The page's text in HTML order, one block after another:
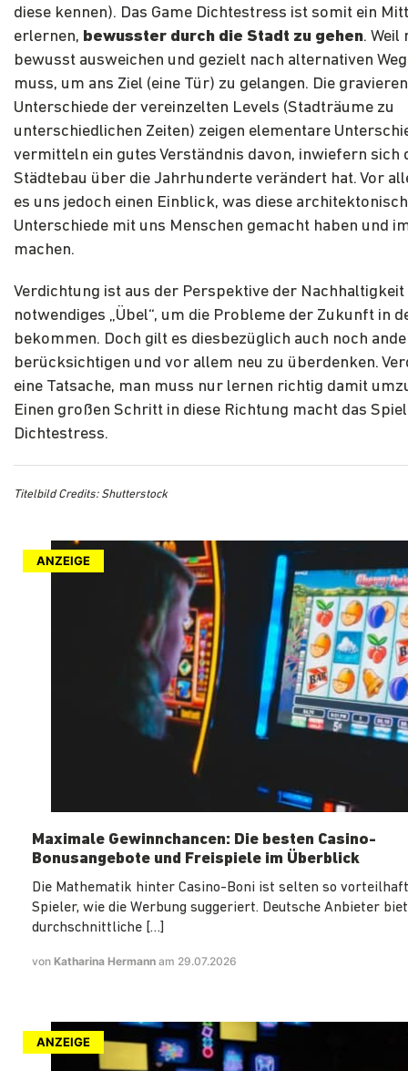
diese kennen). Das Game Dichtestress ist somit ein
erlernen, bewusster durch die Stadt zu gehen. Weil
bewusst ausweichen und gezielt nach alternativen
muss, um ans Ziel (eine Tür) zu gelangen. Die
Unterschiede der vereinzelten Levels (Stadträume zu
unterschiedlichen Zeiten) zeigen elementare
vermitteln ein gutes Verständnis davon, inwiefern sich
Städtebau über die Jahrhunderte verändert hat. Vor
es uns jedoch einen Einblick, was diese
Unterschiede mit uns Menschen gemacht haben und
machen.
Verdichtung ist aus der Perspektive der Nachhaltigkeit
notwendiges „Übel“, um die Probleme der Zukunft in
bekommen. Doch gilt es diesbezüglich auch noch
berücksichtigen und vor allem neu zu überdenken.
eine Tatsache, man muss nur lernen richtig damit
Einen großen Schritt in diese Richtung macht das Spiel
Dichtestress.
Titelbild Credits: Shutterstock
ANZEIGE
Maximale Gewinnchancen: Die besten Casino-
Bonusangebote und Freispiele im Überblick
Die Mathematik hinter Casino-Boni ist selten so
Spieler, wie die Werbung suggeriert. Deutsche Anbieter
durchschnittliche […]
von Katharina Hermann am 29.07.2026
ANZEIGE